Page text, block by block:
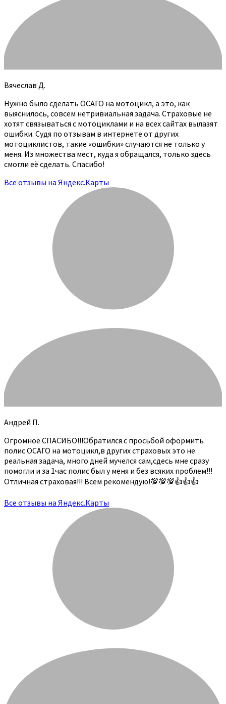
Вячеслав Д.
Нужно было сделать ОСАГО на мотоцикл, а это, как
выяснилось, совсем нетривиальная задача. Страховые не
хотят связываться с мотоциклами и на всех сайтах вылазят
ошибки. Судя по отзывам в интернете от других
мотоциклистов, такие «ошибки» случаются не только у
меня. Из множества мест, куда я обращался, только здесь
смогли её сделать. Спасибо!
Все отзывы на Яндекс.Карты
Андрей П.
Огромное СПАСИБО!!!Обратился с просьбой оформить
полис ОСАГО на мотоцикл,в других страховых это не
реальная задача, много дней мучелся сам,сдесь мне сразу
помогли и за 1час полис был у меня и без всяких проблем!!!
Отличная страховая!!! Всем рекомендую!💯💯💯👍👍👍
Все отзывы на Яндекс.Карты